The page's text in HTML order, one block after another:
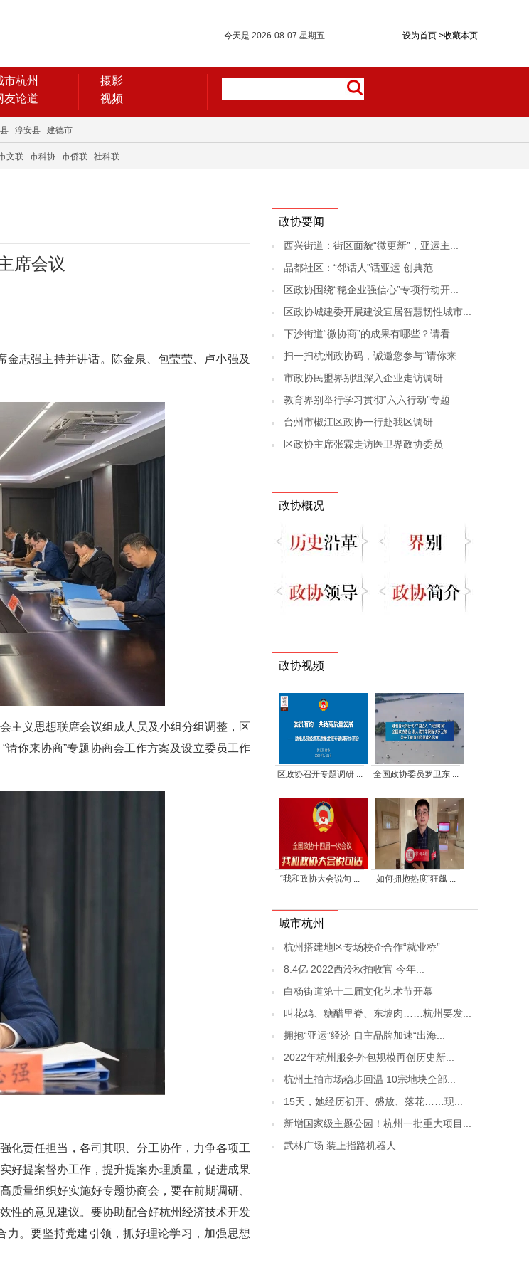
设为首页 >收藏本页
今天是 2026-08-07 星期五
市杭州
友论道
摄影
视频
淳安县 建德市
文联 市科协 市侨联 社科联
席会议
志强主持并讲话。陈金泉、包莹莹、卢小强及
主义思想联席会议组成人员及小组分组调整，区
你来协商”专题协商会工作方案及设立委员工作
化责任担当，各司其职、分工协作，力争各项工
好提案督办工作，提升提案办理质量，促进成果
质量组织好实施好专题协商会，要在前期调研、
性的意见建议。要协助配合好杭州经济技术开发
。要坚持党建引领，抓好理论学习，加强思想
政协要闻
西兴街道：街区面貌“微更新”，亚运主...
晶都社区：“邻话人”话亚运 创典范
区政协围绕“稳企业强信心”专项行动开...
区政协城建委开展建设宜居智慧韧性城市...
下沙街道“微协商”的成果有哪些？请看...
扫一扫杭州政协码，诚邀您参与“请你来...
市政协民盟界别组深入企业走访调研
教育界别举行学习贯彻“六六行动”专题...
台州市椒江区政协一行赴我区调研
区政协主席张霖走访医卫界政协委员
政协概况
政协视频
区政协召开专题调研 ... 全国政协委员罗卫东 ...
“我和政协大会说句 ... 如何拥抱热度“狂飙 ...
城市杭州
杭州搭建地区专场校企合作“就业桥”
8.4亿 2022西泠秋拍收官 今年...
白杨街道第十二届文化艺术节开幕
叫花鸡、糖醋里脊、东坡肉……杭州要发...
拥抱“亚运”经济 自主品牌加速“出海...
2022年杭州服务外包规模再创历史新...
杭州土拍市场稳步回温 10宗地块全部...
15天，她经历初开、盛放、落花……现...
新增国家级主题公园！杭州一批重大项目...
武林广场 装上指路机器人